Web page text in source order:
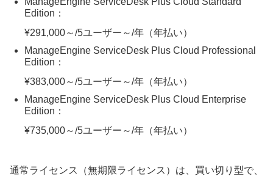
Edition：
¥291,000～/5ユーザー～/年（年払い）
ManageEngine ServiceDesk Plus Cloud Professional
Edition：
¥383,000～/5ユーザー～/年（年払い）
ManageEngine ServiceDesk Plus Cloud Enterprise
Edition：
¥735,000～/5ユーザー～/年（年払い）
通常ライセンス（無期限ライセンス）は、買い切り型で、